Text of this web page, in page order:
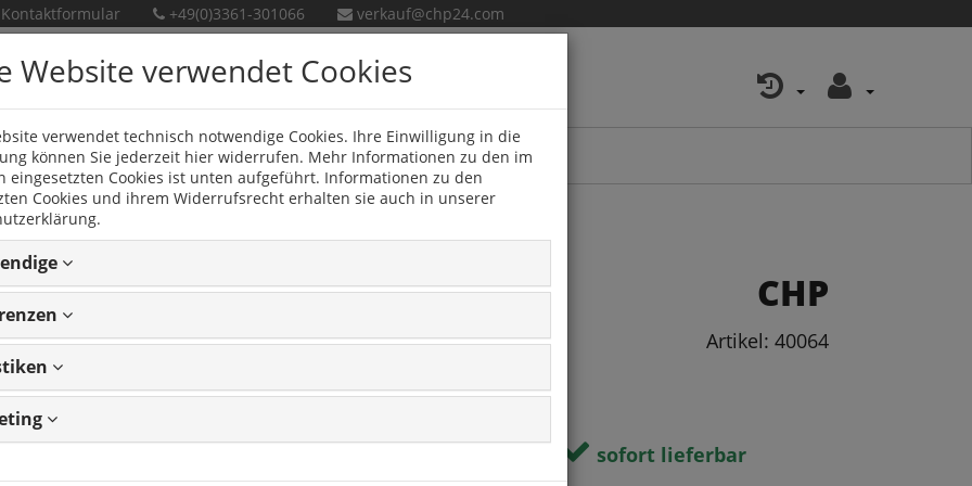
Kontaktformular +49(0)3361-301066 verkauf@chp24.com
Neue Produkte
INFINITY
Movano ab 2014
CHP
Artikel: 40064
Artikel: 40064
sofort lieferbar
Website verwendet Cookies
verwendet technisch notwendige Cookies. Ihre Einwilligung in die
können Sie jederzeit hier widerrufen. Mehr Informationen zu den im
eingesetzten Cookies ist unten aufgeführt. Informationen zu den
Cookies und ihrem Widerrufsrecht erhalten sie auch in unserer